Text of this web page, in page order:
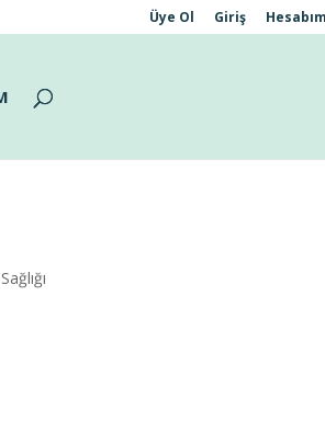
Üye Ol Giriş Hesabım